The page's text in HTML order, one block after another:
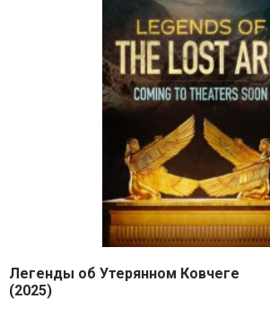
Легенды об Утерянном Ковчеге
(2025)